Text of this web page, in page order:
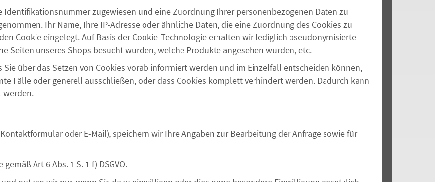
Identifikationsnummer zugewiesen und eine Zuordnung Ihrer personenbezogenen Daten zu
Ihr Name, Ihre IP-Adresse oder ähnliche Daten, die eine Zuordnung des Cookies zu
Cookie eingelegt. Auf Basis der Cookie-Technologie erhalten wir lediglich pseudonymisierte
Seiten unseres Shops besucht wurden, welche Produkte angesehen wurden, etc.
über das Setzen von Cookies vorab informiert werden und im Einzelfall entscheiden können,
Fälle oder generell ausschließen, oder dass Cookies komplett verhindert werden. Dadurch kann
werden.
oder E-Mail), speichern wir Ihre Angaben zur Bearbeitung der Anfrage sowie für
Art 6 Abs. 1 S. 1 f) DSGVO.